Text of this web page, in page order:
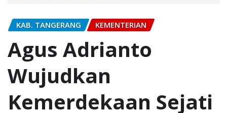
KAB. TANGERANG KEMENTERIAN
Agus Adrianto
Wujudkan
Kemerdekaan Sejati